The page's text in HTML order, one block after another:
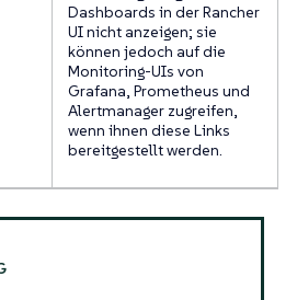
Dashboards in der Rancher
UI nicht anzeigen; sie
können jedoch auf die
Monitoring-UIs von
Grafana, Prometheus und
Alertmanager zugreifen,
wenn ihnen diese Links
bereitgestellt werden.